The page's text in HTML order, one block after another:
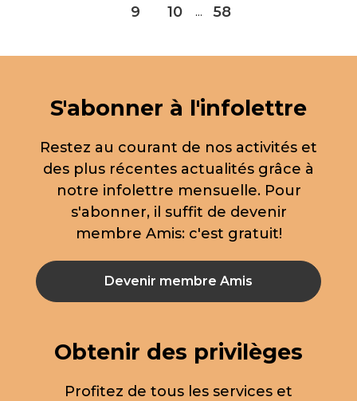
9 10 ... 58
S'abonner à l'infolettre
Restez au courant de nos activités et
des plus récentes actualités grâce à
notre infolettre mensuelle. Pour
s'abonner, il suffit de devenir
membre Amis: c'est gratuit!
Devenir membre Amis
Obtenir des privilèges
Profitez de tous les services et